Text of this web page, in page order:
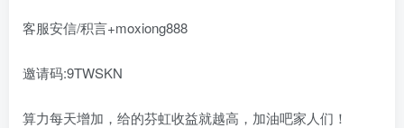
客服安信/积言+moxiong888
邀请码:9TWSKN
算力每天增加，给的芬虹收益就越高，加油吧家人们！